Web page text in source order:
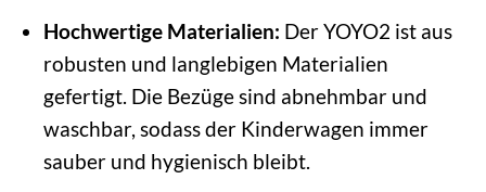
Hochwertige Materialien: Der YOYO2 ist aus
robusten und langlebigen Materialien
gefertigt. Die Bezüge sind abnehmbar und
waschbar, sodass der Kinderwagen immer
sauber und hygienisch bleibt.